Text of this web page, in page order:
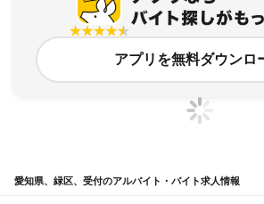
アプリを無料ダウンロ
愛知県、緑区、受付のアルバイト・バイト求人情報